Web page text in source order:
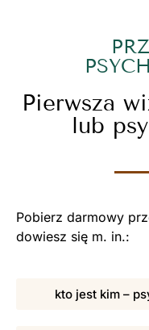
Pierwsza
lub
Pobierz darmowy
dowiesz się m. in.:
kto jest kim –